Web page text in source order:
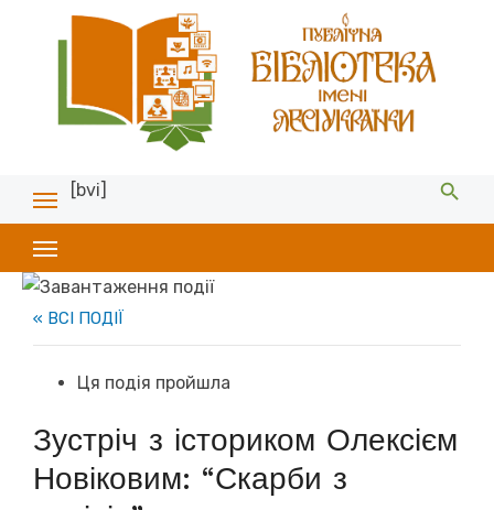
[bvi]
« ВСІ ПОДІЇ
Ця подія пройшла
Зустріч з істориком Олексієм
Новіковим: “Скарби з